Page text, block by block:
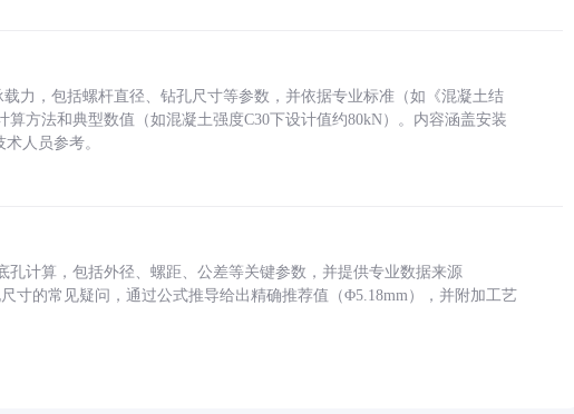
力，包括螺杆直径、钻孔尺寸等参数，并依据专业标准（如《混凝土结
算方法和典型数值（如混凝土强度C30下设计值约80kN）。内容涵盖安装
人员参考。
孔计算，包括外径、螺距、公差等关键参数，并提供专业数据来源
寸的常见疑问，通过公式推导给出精确推荐值（Φ5.18mm），并附加工艺